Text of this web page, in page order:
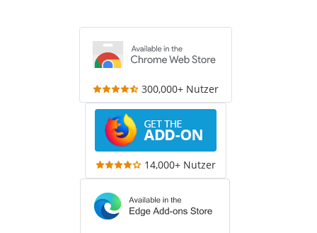
300,000+ Nutzer
14,000+ Nutzer